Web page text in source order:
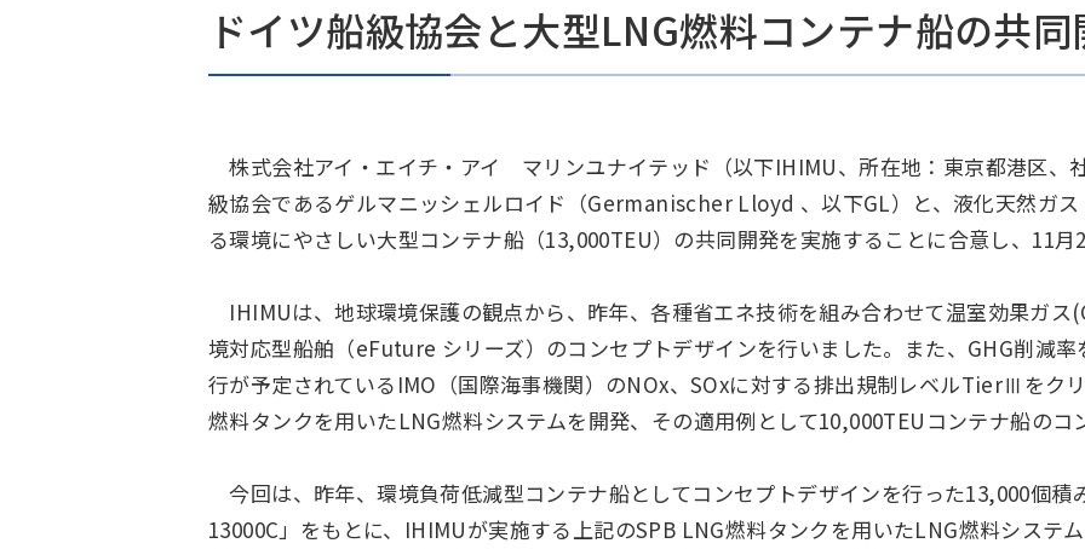
動画ライブラリー 関連施設・協賛
サステナブル・ファイナンス 社外からの評価・イニシアチブ 方針一覧
ドイツ船級協会と大型LNG燃料コンテナ船の共
株式会社アイ・エイチ・アイ マリンユナイテッド（以下IHIMU、所在地：東京都港区
級協会であるゲルマニッシェルロイド（Germanischer Lloyd 、以下GL）と、液化天然ガ
る環境にやさしい大型コンテナ船（13,000TEU）の共同開発を実施することに合意し、11
IHIMUは、地球環境保護の観点から、昨年、各種省エネ技術を組み合わせて温室効果ガス
境対応型船舶（eFuture シリーズ）のコンセプトデザインを行いました。また、GHG削減
行が予定されているIMO（国際海事機関）のNOx、SOxに対する排出規制レベルTierⅢをク
燃料タンクを用いたLNG燃料システムを開発、その適用例として10,000TEUコンテナ船の
今回は、昨年、環境負荷低減型コンテナ船としてコンセプトデザインを行った13,000個
13000C」をもとに、IHIMUが実施する上記のSPB LNG燃料タンクを用いたLNG燃料システ